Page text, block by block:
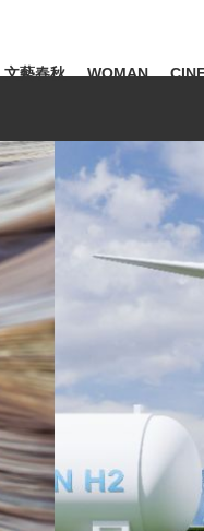
「最悪の空気のま
観る
文藝春秋 WOMAN
#城彰二 #内